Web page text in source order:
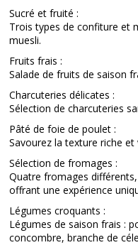
Sucré et fruité :
Trois types de confiture et
muesli.
Fruits frais :
Salade de fruits de saison
Charcuteries délicates :
Sélection de charcuteries
Pâté de foie de poulet :
Savourez la texture riche
Sélection de fromages :
Quatre fromages
offrant une expérience
Légumes croquants :
Légumes de saison frais :
concombre, branche de